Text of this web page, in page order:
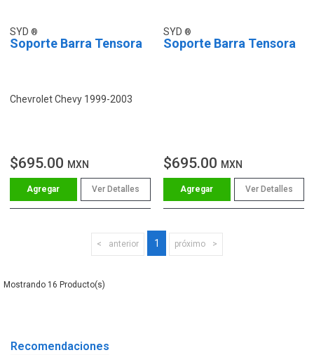
SYD
Soporte Barra Tensora
Chevrolet Chevy 1999-2003
$695.00 MXN
Ver Detalles
SYD
Soporte Barra Tensora
$695.00 MXN
Ver Detalles
anterior 1 próximo
16
Recomendaciones